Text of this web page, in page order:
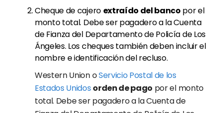
Cheque de cajero extraído del banco por el
monto total. Debe ser pagadero a la Cuenta
de Fianza del Departamento de Policía de Los
Ángeles. Los cheques también deben incluir el
nombre e identificación del recluso.
Western Union oServicio Postal de los
Estados Unidos orden de pago por el monto
total. Debe ser pagadero a la Cuenta de